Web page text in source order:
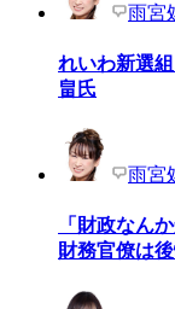
雨宮
れいわ新選
畠氏
雨宮
「財政なん
財務官僚は